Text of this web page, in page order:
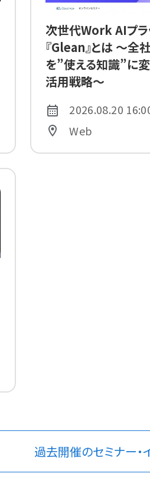
次世代Work AIプラ
『Glean』とは 〜全
を”使える知識”に
活用戦略〜
2026.08.20
Web
過去開催のセミナー・